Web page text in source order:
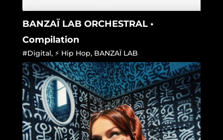
BANZAÏ LAB ORCHESTRAL •
Compilation
#Digital, ⚡ Hip Hop, BANZAÏ LAB